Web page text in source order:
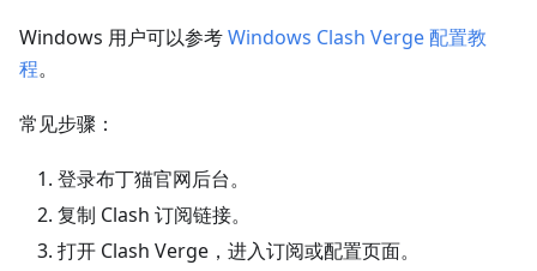
Windows 用户可以参考Windows Clash Verge 配置教
程。
常见步骤：
登录布丁猫官网后台。
复制 Clash 订阅链接。
打开 Clash Verge，进入订阅或配置页面。